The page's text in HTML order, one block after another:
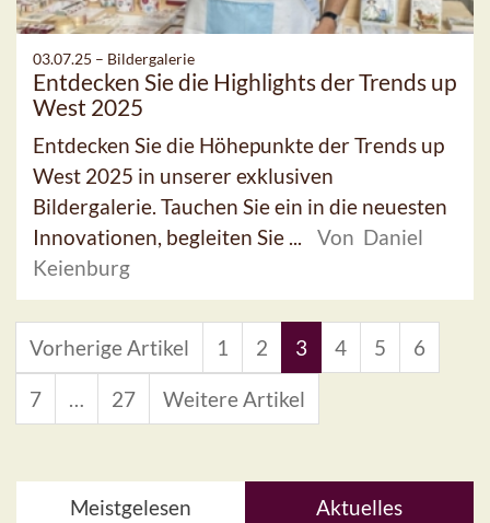
03.07.25 – Bildergalerie
Entdecken Sie die Highlights der Trends up
West 2025
Entdecken Sie die Höhepunkte der Trends up
West 2025 in unserer exklusiven
Bildergalerie. Tauchen Sie ein in die neuesten
Innovationen, begleiten Sie ...
Von Daniel
Keienburg
Vorherige Artikel 1 2 3 4 5 6
7 … 27 Weitere Artikel
Meistgelesen Aktuelles